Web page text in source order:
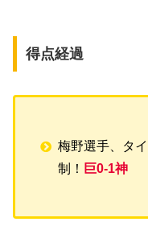
得点経過
梅野選手、タ
制！ 巨0-1神